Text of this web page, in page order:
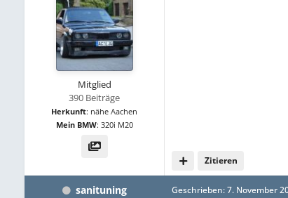
Mitglied
390 Beiträge
Herkunft: nähe Aachen
Mein BMW: 320i M20
Zitieren
sanituning Geschrieben:7. November